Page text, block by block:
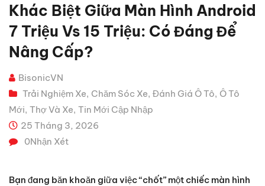
Khác Biệt Giữa Màn Hình Android
7 Triệu Vs 15 Triệu: Có Đáng Để
Nâng Cấp?
BisonicVN
Trải Nghiệm Xe, Chăm Sóc Xe, Đánh Giá Ô Tô, Ô Tô
Mới, Thợ Và Xe, Tin Mới Cập Nhập
25 Tháng 3, 2026
0Nhận Xét
Bạn đang băn khoăn giữa việc “chốt” một chiếc màn hình